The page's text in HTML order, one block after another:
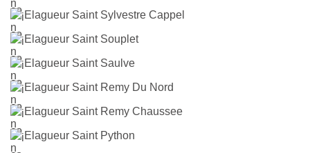
Elagueur Saint Sylvestre Cappel
Elagueur Saint Souplet
Elagueur Saint Saulve
Elagueur Saint Remy Du Nord
Elagueur Saint Remy Chaussee
Elagueur Saint Python